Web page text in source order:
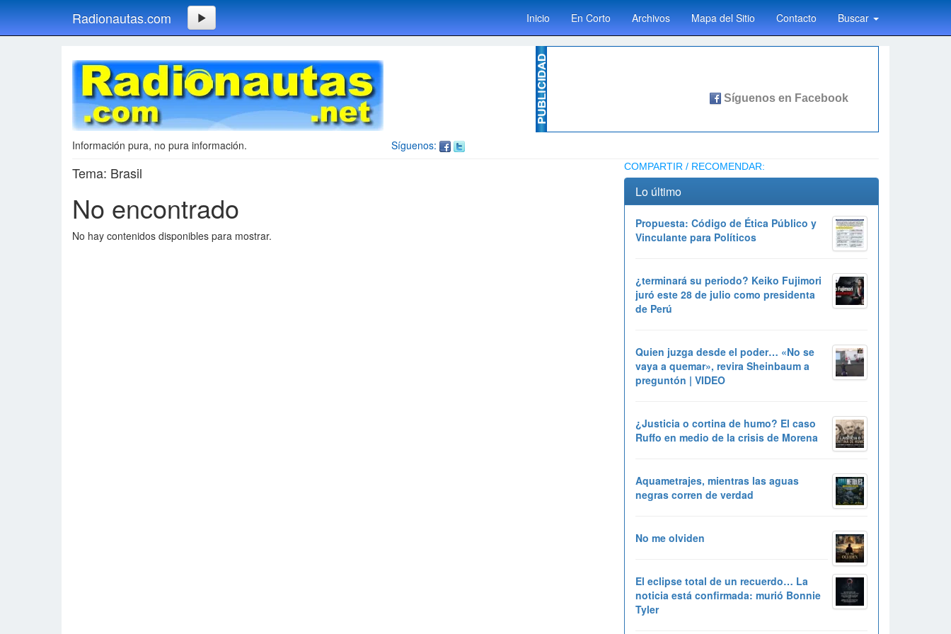
Radionautas.com Inicio En Corto Archivos Mapa del Sitio Contacto Buscar
Síguenos:
Información pura, no pura información.
Tema: Brasil
No encontrado
No hay contenidos disponibles para mostrar.
COMPARTIR / RECOMENDAR:
Lo último
Propuesta: Código de Ética Público y
Vinculante para Políticos
¿terminará su periodo? Keiko Fujimori
juró este 28 de julio como presidenta
de Perú
Quien juzga desde el poder… «No se
vaya a quemar», revira Sheinbaum a
preguntón | VIDEO
¿Justicia o cortina de humo? El caso
Ruffo en medio de la crisis de Morena
Aquametrajes, mientras las aguas
negras corren de verdad
No me olviden
El eclipse total de un recuerdo… La
noticia está confirmada: murió Bonnie
Tyler